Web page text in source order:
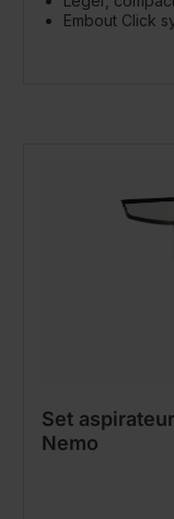
Embout Click
Set
Nemo